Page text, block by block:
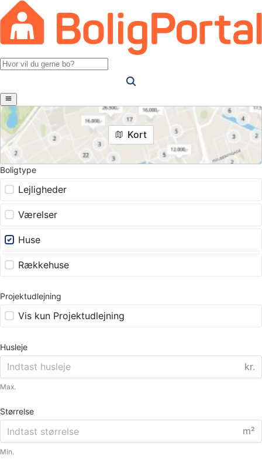
Kort
Boligtype
Lejligheder
Værelser
Huse
Rækkehuse
Projektudlejning
Vis kun Projektudlejning
Husleje
kr.
Max.
Størrelse
m²
Min.